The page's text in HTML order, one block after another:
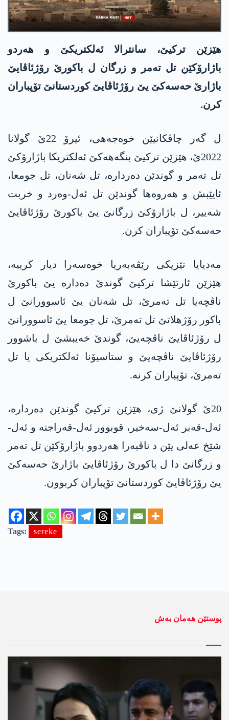
هێزێن ترکیێ، سانترالا ئەلکتریکێ و هەردو
باژارۆکێن تل تەمر و زرگان ل باکورێ رۆژئاڤایێ
باژارێ حه‌سه‌كێ یێ رۆژئاڤایێ کوردستانێ تۆپباران
کرن.
ل گەر چاڤکانیێن خوەجەهی، ئیرۆ 22ێ گولانا
2022ێ، هێزێن ترکیێ بنگەهەکێ ئەلکتریکا باژارۆکێ
تل تەمر و گوندێن دەردارە، تل شەنان، تل جومعا،
ئایێبش و هەروه‌ها گوندێن تل ئەل-وەرد و خربت
شەییر، ل باژارۆکێ زرگانێ یێ باکورێ رۆژئاڤایێ
حەسەکێ تۆپباران کرن.
مەدیایا نێزیکی رێڤەبەریا خوەسەرا دیار كرییه‌،
هێزێن ئارتێشا ترکیێ گوندێ ده‌داره‌ یێ باکورێ
ناڤچەیا تل تەمرێ، تل شەنان یێ ئاسوورانێ ل
باکور رۆژهلاتێ تل تەمرێ، تل جومعا یێ ئاسوورانێ
ل رۆژئاڤایێ ناڤچەیێ، گوندێ خەیبشێ ل باشوور
رۆژئاڤایێ ناڤچەیێ و ستاسیۆنا ئەلکتریکی یا تل
تەمرێ، تۆپباران كرنه‌.
20ێ گولانێ ژی، هێزێن ترکیێ گوندێن دەردارە،
ئەل-قەبر ئەل-سەخیر، قوبوور ئەل-قەراجنە و ئەل-
شێخ عەلی یێن د ناڤبەرا هەردوو باژارۆکێن تل تەمر
و زرگانێ دا ل باکورێ رۆژئاڤایێ باژارێ حه‌سه‌كێ
یێ رۆژئاڤایێ کوردستانێ تۆپباران کربوون.
Tags: sereke
پوستێن ھەمان بەش